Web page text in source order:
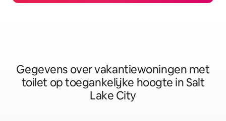
Gegevens over vakantiewoningen met
toilet op toegankelijke hoogte in Salt
Lake City